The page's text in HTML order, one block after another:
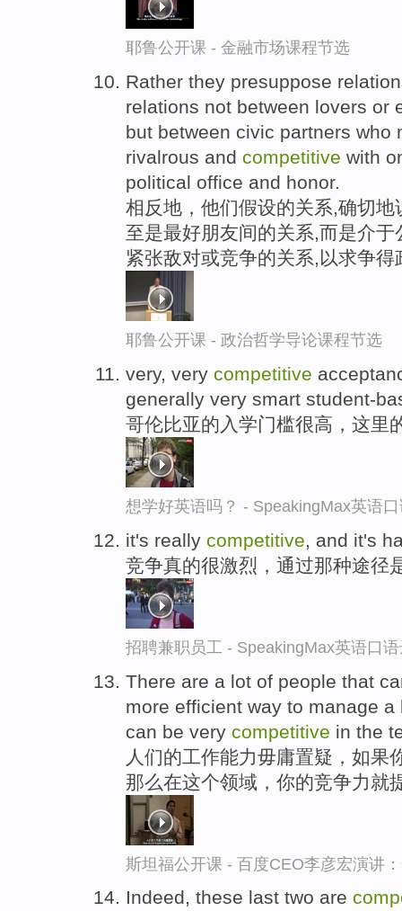
耶鲁公开课 - 金融市场课程节选
Rather they presuppose
relations not between lovers or
but between civic partners who
rivalrous and competitive with
political office and honor.
相反地，他们假设的关系,确切
至是最好朋友间的关系,而是介
紧张敌对或竞争的关系,以求争
耶鲁公开课 - 政治哲学导论课程节选
very, very competitive
generally very smart student-
哥伦比亚的入学门槛很高，这里
想学好英语吗？ - SpeakingMax英语
it's really competitive, and it's
竞争真的很激烈，通过那种途径
招聘兼职员工 - SpeakingMax英语口
There are a lot of people that
more efficient way to manage
can be very competitive in the
人们的工作能力毋庸置疑，如果
那么在这个领域，你的竞争力就
斯坦福公开课 - 百度CEO李彦宏演讲
Indeed, these last two are